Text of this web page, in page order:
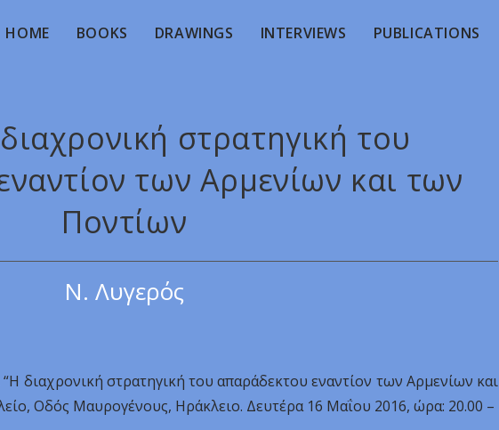
HOME BOOKS DRAWINGS INTERVIEWS PUBLICATIONS
στρατηγική του
των Αρμενίων και των
Ποντίων
Ν. Λυγερός
διαχρονική στρατηγική του απαράδεκτου εναντίον των Αρμενίων και
Οδός Μαυρογένους, Ηράκλειο. Δευτέρα 16 Μαΐου 2016, ώρα: 20.00 –